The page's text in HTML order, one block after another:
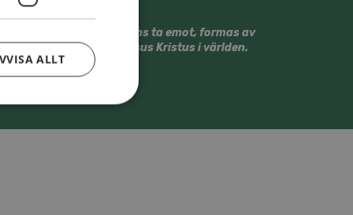
Vi vill tillsammans ta emot, formas av
och gestalta Jesus Kristus i världen.
ALLT